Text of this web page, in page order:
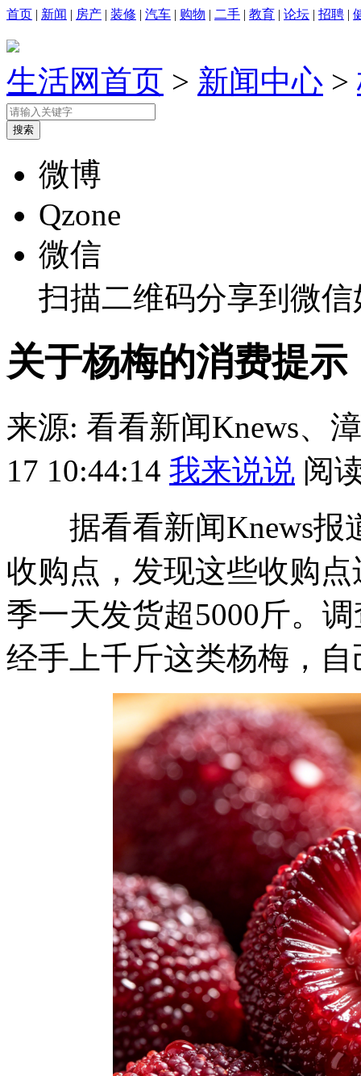
首页 | 新闻 | 房产 | 装修 | 汽车 | 购物 | 二手 | 教育 | 论坛 | 招聘 |
生活网首页 > 新闻中心 >
微博
Qzone
微信
扫描二维码分享到微
关于杨梅的消费提示
来源: 看看新闻Knews、
17 10:44:14 我来说说 阅
据看看新闻Knews报
收购点，发现这些收购
季一天发货超5000斤。
经手上千斤这类杨梅，